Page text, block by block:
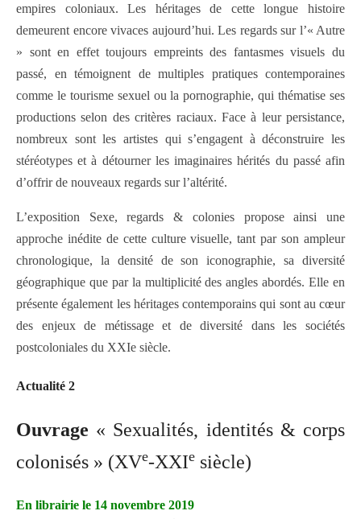
empires coloniaux. Les héritages de cette longue histoire
demeurent encore vivaces aujourd’hui. Les regards sur l’« Autre
» sont en effet toujours empreints des fantasmes visuels du
passé, en témoignent de multiples pratiques contemporaines
comme le tourisme sexuel ou la pornographie, qui thématise ses
productions selon des critères raciaux. Face à leur persistance,
nombreux sont les artistes qui s’engagent à déconstruire les
stéréotypes et à détourner les imaginaires hérités du passé afin
d’offrir de nouveaux regards sur l’altérité.
L’exposition Sexe, regards & colonies propose ainsi une
approche inédite de cette culture visuelle, tant par son ampleur
chronologique, la densité de son iconographie, sa diversité
géographique que par la multiplicité des angles abordés. Elle en
présente également les héritages contemporains qui sont au cœur
des enjeux de métissage et de diversité dans les sociétés
postcoloniales du XXIe siècle.
Actualité 2
Ouvrage « Sexualités, identités & corps
colonisés » (XVe-XXIe siècle)
En librairie le 14 novembre 2019